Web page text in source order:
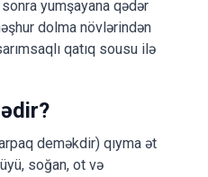
yumşayana qədər
dolma növlərindən
qatıq sousu ilə
deməkdir) qıyma ət
soğan, ot və